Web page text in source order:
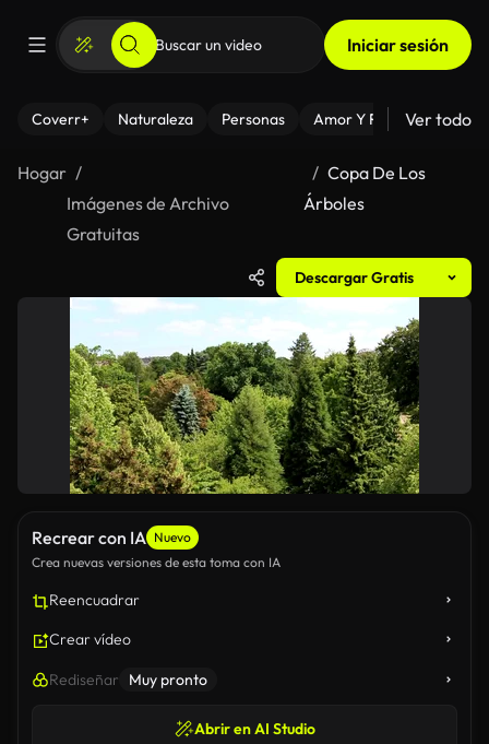
Iniciar sesión
Coverr+ Naturaleza Personas Amor Y Relaciones
Ver todo
Hogar
Imágenes de Archivo
Gratuitas
Copa De Los
Árboles
Descargar Gratis
Recrear con IA Nuevo
Crea nuevas versiones de esta toma con IA
Reencuadrar
Crear vídeo
Rediseñar Muy pronto
Abrir en AI Studio